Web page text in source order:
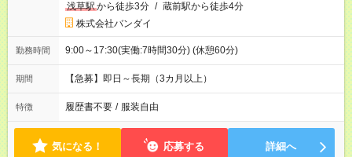
浅草駅から徒歩3分 / 蔵前駅から徒歩4分
株式会社バンダイ
勤務時間 9:00～17:30(実働:7時間30分) (休憩60分)
期間 【急募】即日～長期（3カ月以上）
特徴 履歴書不要 / 服装自由
気になる！ 応募する 詳細へ